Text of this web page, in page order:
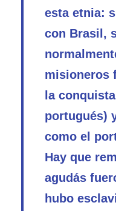
esta etnia:
con Brasil,
misioneros
la
portugués)
como el
Hay que
agudás
hubo